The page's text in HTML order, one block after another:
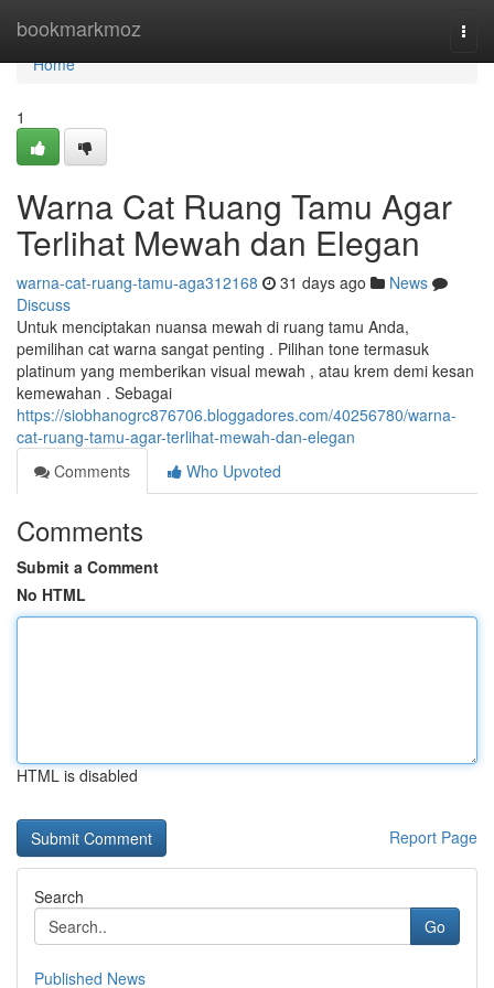
bookmarkmoz
Home
Home
1
Warna Cat Ruang Tamu Agar
Terlihat Mewah dan Elegan
warna-cat-ruang-tamu-aga312168 31 days ago
News
Discuss
Untuk menciptakan nuansa mewah di ruang tamu Anda,
pemilihan cat warna sangat penting . Pilihan tone termasuk
platinum yang memberikan visual mewah , atau krem demi kesan
kemewahan . Sebagai
https://siobhanogrc876706.bloggadores.com/40256780/warna-
cat-ruang-tamu-agar-terlihat-mewah-dan-elegan
Comments
Who Upvoted
Comments
Submit a Comment
No HTML
HTML is disabled
Report Page
Search
Go
Published News